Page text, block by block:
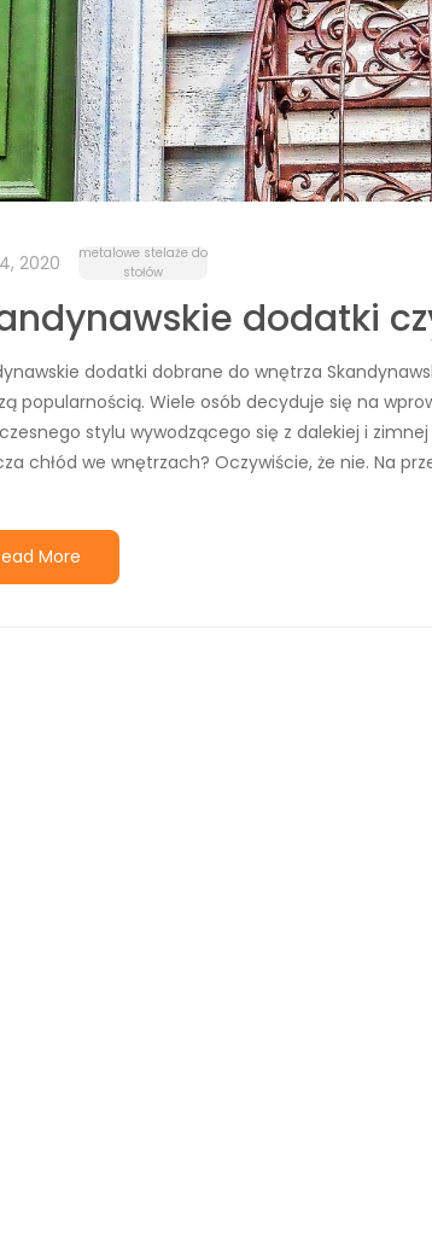
2020
metalowe stelaże do
stołów
dodatki
dodatki dobrane do wnętrza
popularnością. Wiele osób decyduje się na
stylu wywodzącego się z dalekiej i
chłód we wnętrzach? Oczywiście, że nie. Na
More